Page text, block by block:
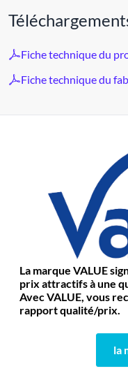
Fiche technique du
Fiche technique du
La marque VALUE
prix attractifs à une
Avec VALUE, vous
rapport qualité/prix.
la